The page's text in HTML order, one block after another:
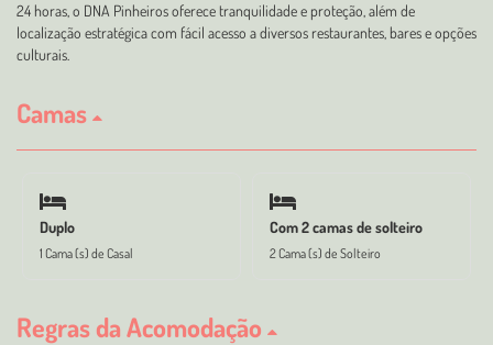
24 horas, o DNA Pinheiros oferece tranquilidade e proteção, além de
localização estratégica com fácil acesso a diversos restaurantes, bares e opções
culturais.
Camas
Duplo
1 Cama (s) de Casal
Com 2 camas de solteiro
2 Cama (s) de Solteiro
Regras da Acomodação